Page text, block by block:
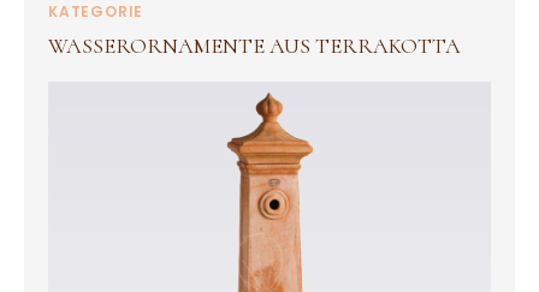
KATEGORIE
WASSERORNAMENTE AUS TERRAKOTTA